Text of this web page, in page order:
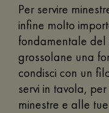
Per servire
infine molto
fondamentale
grossolane una
condisci con un
servi in tavola,
minestre e alle